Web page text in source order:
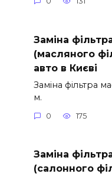
Заміна
(масляного
авто в Києві
Заміна фільтра
м.
0 175
Заміна
(салонного